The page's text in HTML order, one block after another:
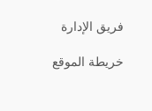
فريق الإدارة
خريطة الموقع